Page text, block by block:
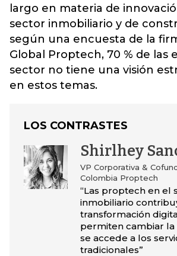
largo en materia de
sector inmobiliario y de
según una encuesta de la
Global Proptech, 70 % de las
sector no tiene una visión
en estos temas.
LOS CONTRASTES
Shirlhey
VP Corporativa &
Colombia Proptech
“Las proptech en el
inmobiliario
transformación
permiten cambiar
se accede a los
tradicionales”